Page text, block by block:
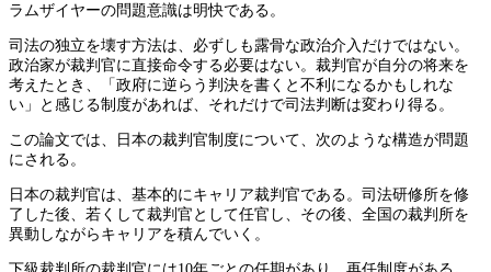
ラムザイヤーの問題意識は明快である。
司法の独立を壊す方法は、必ずしも露骨な政治介入だけではない。
政治家が裁判官に直接命令する必要はない。裁判官が自分の将来を
考えたとき、「政府に逆らう判決を書くと不利になるかもしれな
い」と感じる制度があれば、それだけで司法判断は変わり得る。
この論文では、日本の裁判官制度について、次のような構造が問題
にされる。
日本の裁判官は、基本的にキャリア裁判官である。司法研修所を修
了した後、若くして裁判官として任官し、その後、全国の裁判所を
異動しながらキャリアを積んでいく。